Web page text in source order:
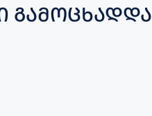
ᲒᲐᲛᲝᲪᲮᲐᲓᲓᲐ